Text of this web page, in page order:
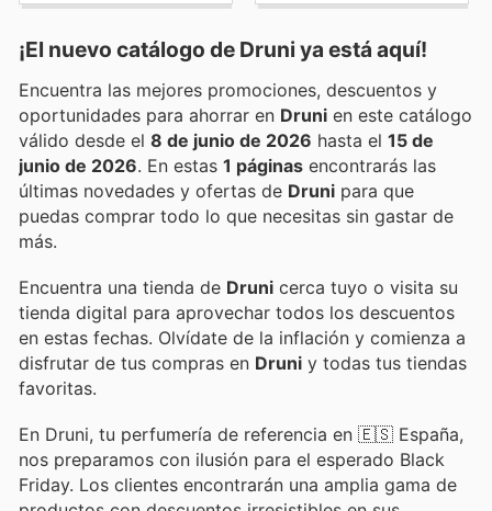
¡El nuevo catálogo de Druni ya está aquí!
Encuentra las mejores promociones, descuentos y
oportunidades para ahorrar en Druni en este catálogo
válido desde el 8 de junio de 2026 hasta el 15 de
junio de 2026 . En estas 1 páginas encontrarás las
últimas novedades y ofertas de Druni para que
puedas comprar todo lo que necesitas sin gastar de
más.
Encuentra una tienda de Druni cerca tuyo o visita su
tienda digital para aprovechar todos los descuentos
en estas fechas. Olvídate de la inflación y comienza a
disfrutar de tus compras en Druni y todas tus tiendas
favoritas.
En Druni, tu perfumería de referencia en 🇪🇸 España,
nos preparamos con ilusión para el esperado Black
Friday. Los clientes encontrarán una amplia gama de